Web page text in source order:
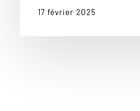
17 février 2025